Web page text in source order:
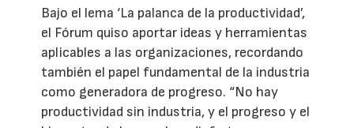
Bajo el lema ‘La palanca de la productividad’,
el Fórum quiso aportar ideas y herramientas
aplicables a las organizaciones, recordando
también el papel fundamental de la industria
como generadora de progreso. “No hay
productividad sin industria, y el progreso y el